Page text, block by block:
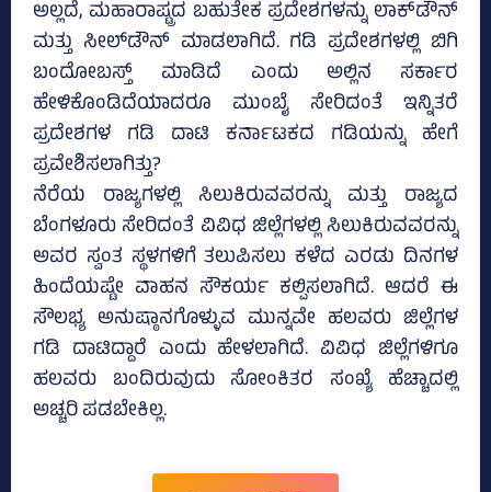
ಅಲ್ಲದೆ, ಮಹಾರಾ‍ಷ್ಟ್ರದ ಬಹುತೇಕ ಪ್ರದೇಶಗಳನ್ನು ಲಾಕ್‌ಡೌನ್‌
ಮತ್ತು ಸೀಲ್‌ಡೌನ್‌ ಮಾಡಲಾಗಿದೆ. ಗಡಿ ಪ್ರದೇಶಗಳಲ್ಲಿ ಬಿಗಿ
ಬಂದೋಬಸ್ತ್‌ ಮಾಡಿದೆ ಎಂದು ಅಲ್ಲಿನ ಸರ್ಕಾರ
ಹೇಳಿಕೊಂಡಿದೆಯಾದರೂ ಮುಂಬೈ ಸೇರಿದಂತೆ ಇನ್ನಿತರೆ
ಪ್ರದೇಶಗಳ ಗಡಿ ದಾಟಿ ಕರ್ನಾಟಕದ ಗಡಿಯನ್ನು ಹೇಗೆ
ಪ್ರವೇಶಿಸಲಾಗಿತ್ತು?
ನೆರೆಯ ರಾಜ್ಯಗಳಲ್ಲಿ ಸಿಲುಕಿರುವವರನ್ನು ಮತ್ತು ರಾಜ್ಯದ
ಬೆಂಗಳೂರು ಸೇರಿದಂತೆ ವಿವಿಧ ಜಿಲ್ಲೆಗಳಲ್ಲಿ ಸಿಲುಕಿರುವವರನ್ನು
ಅವರ ಸ್ವಂತ ಸ್ಥಳಗಳಿಗೆ ತಲುಪಿಸಲು ಕಳೆದ ಎರಡು ದಿನಗಳ
ಹಿಂದೆಯಷ್ಟೇ ವಾಹನ ಸೌಕರ್ಯ ಕಲ್ಪಿಸಲಾಗಿದೆ. ಆದರೆ ಈ
ಸೌಲಭ್ಯ ಅನುಷ್ಠಾನಗೊಳ್ಳುವ ಮುನ್ನವೇ ಹಲವರು ಜಿಲ್ಲೆಗಳ
ಗಡಿ ದಾಟಿದ್ದಾರೆ ಎಂದು ಹೇಳಲಾಗಿದೆ. ವಿವಿಧ ಜಿಲ್ಲೆಗಳಿಗೂ
ಹಲವರು ಬಂದಿರುವುದು ಸೋಂಕಿತರ ಸಂಖ್ಯೆ ಹೆಚ್ಚಾದಲ್ಲಿ
ಅಚ್ಚರಿ ಪಡಬೇಕಿಲ್ಲ.